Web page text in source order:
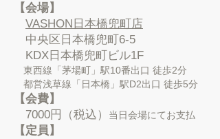
【会場】
VASHON日本橋兜町店
中央区日本橋兜町6-5
KDX日本橋兜町ビル1F
東西線「茅場町」駅10番出口 徒歩2分
都営浅草線「日本橋」駅D2出口 徒歩5分
【会費】
7000円（税込）
当日会場にてお支払
【定員】